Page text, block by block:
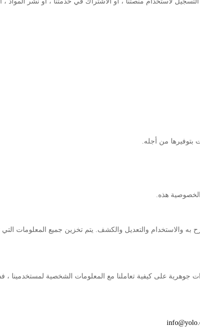
من أجله.
هذه.
والاستخدام والتعديل والكشف. يتم تخزين جميع المعلومات التي
جوهرية على كيفية تعاملنا مع المعلومات الشخصية لمستخدمينا